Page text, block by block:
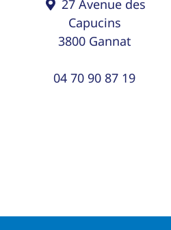
27 Avenue des
Capucins
3800 Gannat
04 70 90 87 19